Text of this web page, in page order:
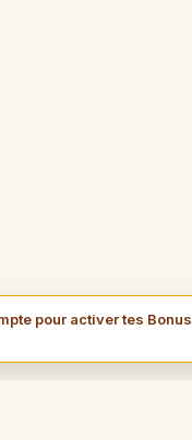
pour activer tes Bonus